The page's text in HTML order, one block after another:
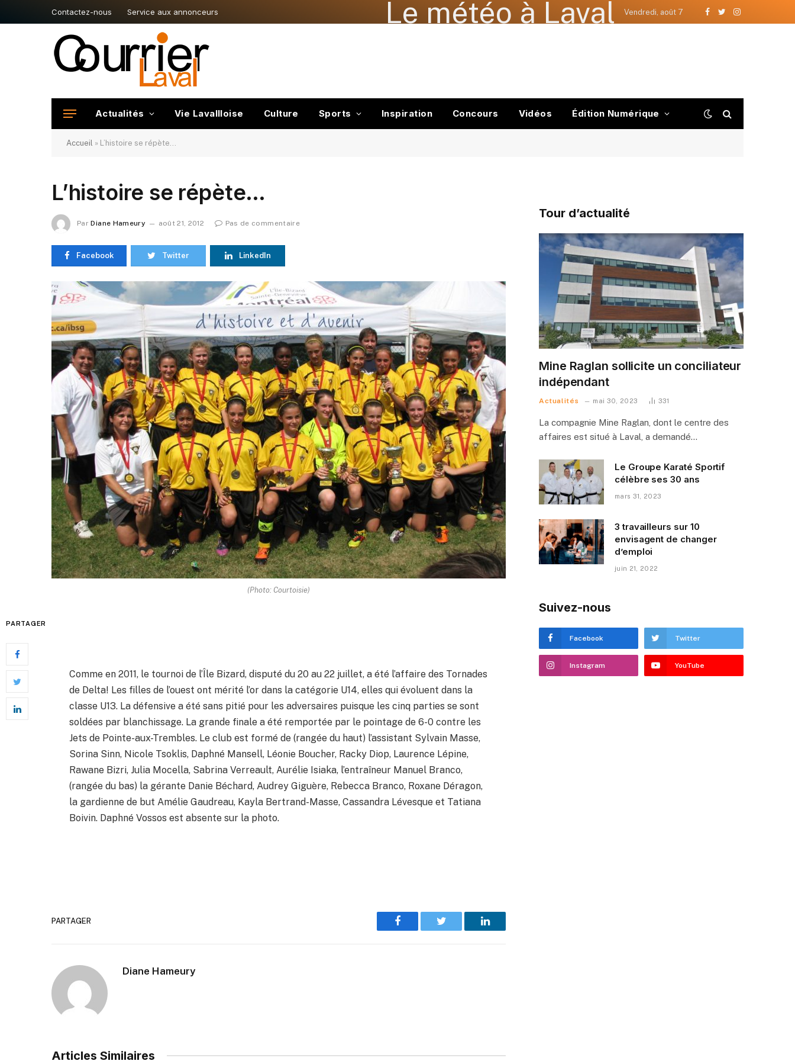
Contactez-nous Service aux annonceurs Le météo à Laval Vendredi, août 7
Facebook
TwitterInstagram
Actualités Vie Lavallloise Culture Sports Inspiration Concours Vidéos Édition Numérique
Accueil » L’histoire se répète…
L’histoire se répète…
Par Diane Hameury août 21, 2012 Pas de commentaire
Facebook Twitter LinkedIn
(Photo: Courtoisie)
PARTAGER
Comme en 2011, le tournoi de l’Île Bizard, disputé du 20 au 22 juillet, a été l’affaire des Tornades
de Delta! Les filles de l’ouest ont mérité l’or dans la catégorie U14, elles qui évoluent dans la
classe U13. La défensive a été sans pitié pour les adversaires puisque les cinq parties se sont
soldées par blanchissage. La grande finale a été remportée par le pointage de 6-0 contre les
Jets de Pointe-aux-Trembles. Le club est formé de (rangée du haut) l’assistant Sylvain Masse,
Sorina Sinn, Nicole Tsoklis, Daphné Mansell, Léonie Boucher, Racky Diop, Laurence Lépine,
Rawane Bizri, Julia Mocella, Sabrina Verreault, Aurélie Isiaka, l’entraîneur Manuel Branco,
(rangée du bas) la gérante Danie Béchard, Audrey Giguère, Rebecca Branco, Roxane Déragon,
la gardienne de but Amélie Gaudreau, Kayla Bertrand-Masse, Cassandra Lévesque et Tatiana
Boivin. Daphné Vossos est absente sur la photo.
PARTAGER
Facebook Twitter LinkedIn
Diane Hameury
Articles Similaires
Tour d’actualité
Mine Raglan sollicite un conciliateur
indépendant
Actualités mai 30, 2023 331
La compagnie Mine Raglan, dont le centre des
affaires est situé à Laval, a demandé…
Le Groupe Karaté Sportif
célèbre ses 30 ans
mars 31, 2023
3 travailleurs sur 10
envisagent de changer
d’emploi
juin 21, 2022
Suivez-nous
Facebook Twitter
Instagram YouTube